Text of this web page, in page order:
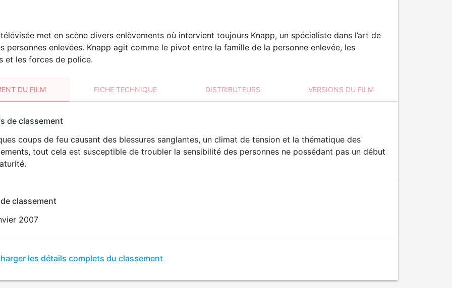
met en scène divers enlèvements où intervient toujours Knapp, un spécialiste dans l’art de
personnes enlevées. Knapp agit comme le pivot entre la famille de la personne enlevée, les
et les forces de police.
DU FILM FICHE TECHNIQUE DISTRIBUTEURS VERSIONS DU FILM
de classement
coups de feu causant des blessures sanglantes, un climat de tension et la thématique des
tout cela est susceptible de troubler la sensibilité des personnes ne possédant pas un début
classement
2007
les détails complets du classement